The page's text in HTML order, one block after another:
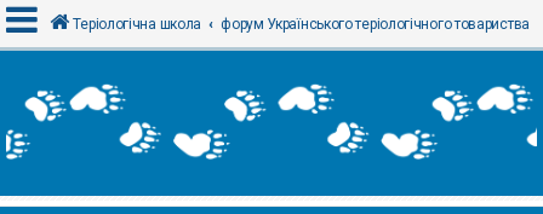
х
і
Теріологічна школа форум Українського теріологічного товариства